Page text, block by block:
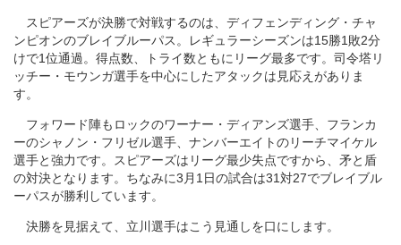
スピアーズが決勝で対戦するのは、ディフェンディング・チャ
ンピオンのブレイブルーパス。レギュラーシーズンは15勝1敗2分
けで1位通過。得点数、トライ数ともにリーグ最多です。司令塔リ
ッチー・モウンガ選手を中心にしたアタックは見応えがありま
す。
フォワード陣もロックのワーナー・ディアンズ選手、フランカ
ーのシャノン・フリゼル選手、ナンバーエイトのリーチマイケル
選手と強力です。スピアーズはリーグ最少失点ですから、矛と盾
の対決となります。ちなみに3月1日の試合は31対27でブレイブル
ーパスが勝利しています。
決勝を見据えて、立川選手はこう見通しを口にします。